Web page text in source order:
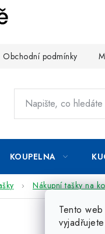
Tento
Obchodní podmínky
KOUPELNA
Nákupní tašky na